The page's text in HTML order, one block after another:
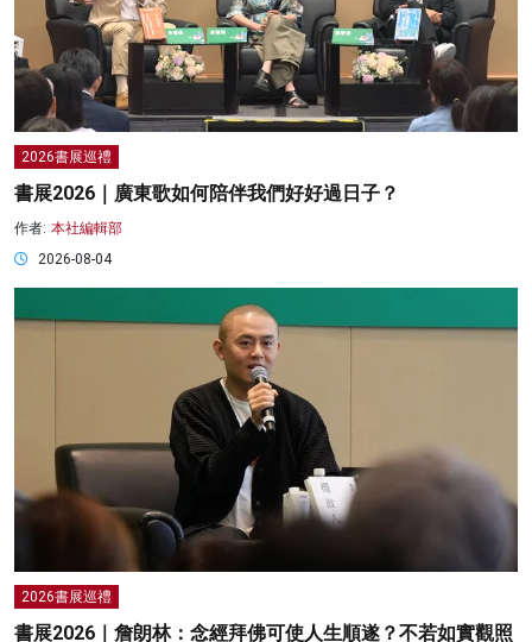
2026書展巡禮
書展2026｜廣東歌如何陪伴我們好好過日子？
作者: 本社編輯部
2026-08-04
2026書展巡禮
書展2026｜詹朗林：念經拜佛可使人生順遂？不若如實觀照